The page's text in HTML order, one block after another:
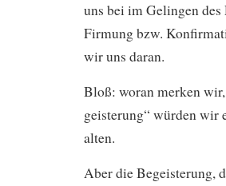
uns bei im Gelingen
Firmung bzw.
wir uns daran.
Bloß: woran merken
geisterung“ würden wir
alten.
Aber die Begeisterung,